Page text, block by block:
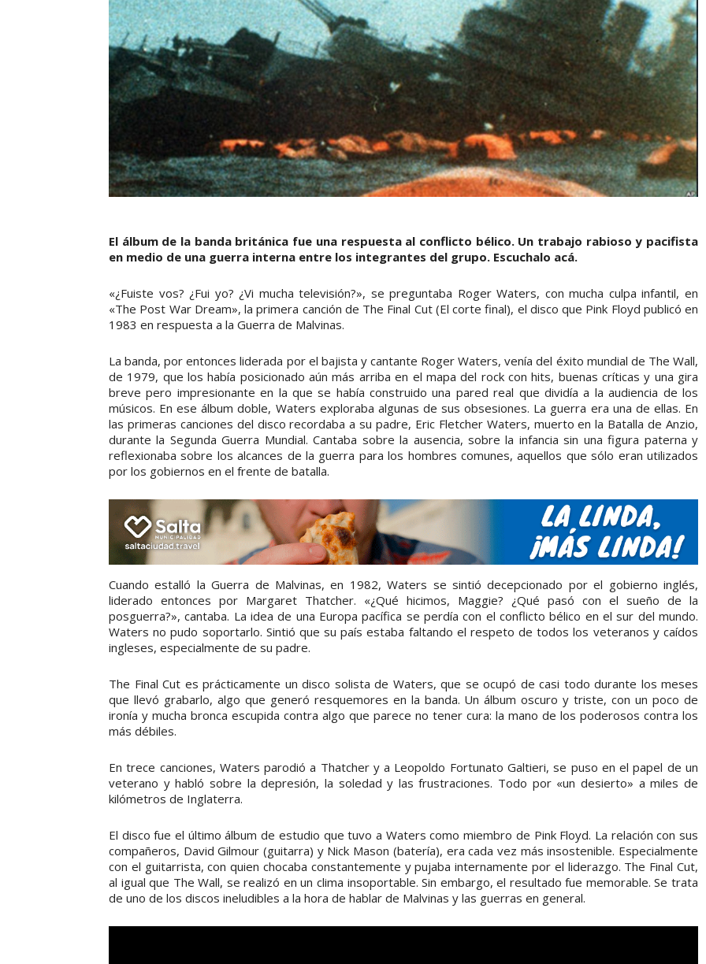
El álbum de la banda británica fue una respuesta al conflicto bélico. Un trabajo rabioso y pacifista
en medio de una guerra interna entre los integrantes del grupo. Escuchalo acá.
«¿Fuiste vos? ¿Fui yo? ¿Vi mucha televisión?», se preguntaba Roger Waters, con mucha culpa infantil, en
«The Post War Dream», la primera canción de The Final Cut (El corte final), el disco que Pink Floyd publicó en
1983 en respuesta a la Guerra de Malvinas.
La banda, por entonces liderada por el bajista y cantante Roger Waters, venía del éxito mundial de The Wall,
de 1979, que los había posicionado aún más arriba en el mapa del rock con hits, buenas críticas y una gira
breve pero impresionante en la que se había construido una pared real que dividía a la audiencia de los
músicos. En ese álbum doble, Waters exploraba algunas de sus obsesiones. La guerra era una de ellas. En
las primeras canciones del disco recordaba a su padre, Eric Fletcher Waters, muerto en la Batalla de Anzio,
durante la Segunda Guerra Mundial. Cantaba sobre la ausencia, sobre la infancia sin una figura paterna y
reflexionaba sobre los alcances de la guerra para los hombres comunes, aquellos que sólo eran utilizados
por los gobiernos en el frente de batalla.
Cuando estalló la Guerra de Malvinas, en 1982, Waters se sintió decepcionado por el gobierno inglés,
liderado entonces por Margaret Thatcher. «¿Qué hicimos, Maggie? ¿Qué pasó con el sueño de la
posguerra?», cantaba. La idea de una Europa pacífica se perdía con el conflicto bélico en el sur del mundo.
Waters no pudo soportarlo. Sintió que su país estaba faltando el respeto de todos los veteranos y caídos
ingleses, especialmente de su padre.
The Final Cut es prácticamente un disco solista de Waters, que se ocupó de casi todo durante los meses
que llevó grabarlo, algo que generó resquemores en la banda. Un álbum oscuro y triste, con un poco de
ironía y mucha bronca escupida contra algo que parece no tener cura: la mano de los poderosos contra los
más débiles.
En trece canciones, Waters parodió a Thatcher y a Leopoldo Fortunato Galtieri, se puso en el papel de un
veterano y habló sobre la depresión, la soledad y las frustraciones. Todo por «un desierto» a miles de
kilómetros de Inglaterra.
El disco fue el último álbum de estudio que tuvo a Waters como miembro de Pink Floyd. La relación con sus
compañeros, David Gilmour (guitarra) y Nick Mason (batería), era cada vez más insostenible. Especialmente
con el guitarrista, con quien chocaba constantemente y pujaba internamente por el liderazgo. The Final Cut,
al igual que The Wall, se realizó en un clima insoportable. Sin embargo, el resultado fue memorable. Se trata
de uno de los discos ineludibles a la hora de hablar de Malvinas y las guerras en general.